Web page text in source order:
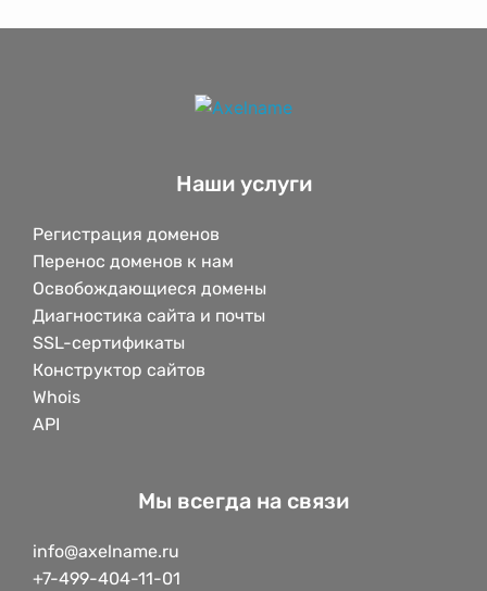
Наши услуги
Регистрация доменов
Перенос доменов к нам
Освобождающиеся домены
Диагностика сайта и почты
SSL-сертификаты
Конструктор сайтов
Whois
API
Мы всегда на связи
info@axelname.ru
+7-499-404-11-01